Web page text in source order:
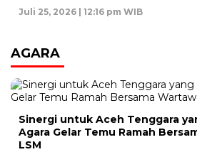
Juli 25, 2026 | 12:16 pm WIB
AGARA
Sinergi untuk Aceh Tenggara
Agara Gelar Temu Ramah
LSM